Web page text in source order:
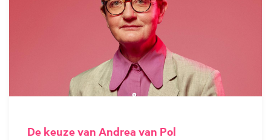
De keuze van Andrea van Pol